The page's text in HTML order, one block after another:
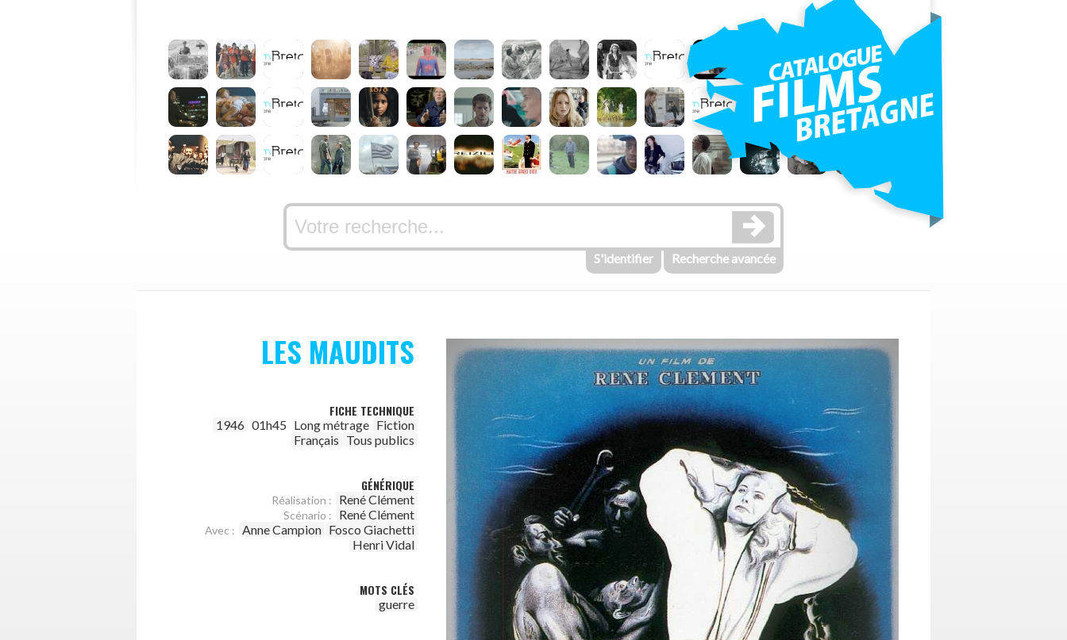
S'identifier Recherche avancée
LES MAUDITS
FICHE TECHNIQUE
1946 01h45 Long métrage Fiction
Français Tous publics
GÉNÉRIQUE
Réalisation : René Clément
Scénario : René Clément
Avec : Anne Campion Fosco Giachetti
Henri Vidal
MOTS CLÉS
guerre